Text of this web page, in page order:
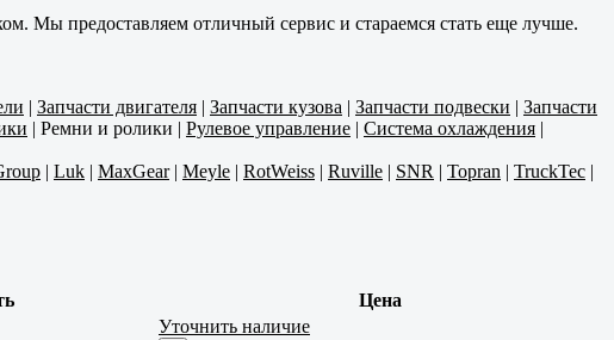
Мы предоставляем отличный сервис и стараемся стать еще лучше.
| Запчасти двигателя | Запчасти кузова | Запчасти подвески | Запчасти
| Ремни и ролики | Рулевое управление | Система охлаждения |
| Luk | MaxGear| Meyle | RotWeiss | Ruville | SNR | Topran | TruckTec |
Цена
Уточнить наличие